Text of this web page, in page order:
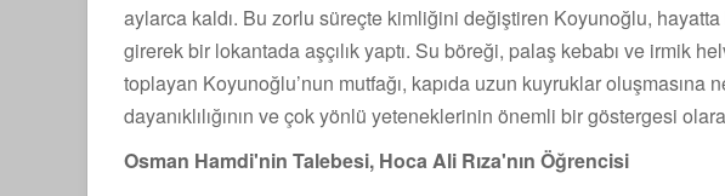
aylarca kaldı. Bu zorlu süreçte kimliğini değiştiren Koyunoğlu, hayatta
girerek bir lokantada aşçılık yaptı. Su böreği, palaş kebabı ve irmik
toplayan Koyunoğlu’nun mutfağı, kapıda uzun kuyruklar oluşmasına
dayanıklılığının ve çok yönlü yeteneklerinin önemli bir göstergesi
Osman Hamdi'nin Talebesi, Hoca Ali Rıza'nın Öğrencisi